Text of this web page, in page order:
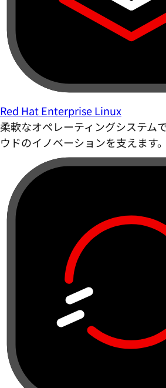
Red Hat Enterprise Linux
柔軟なオペレーティングシステム
ウドのイノベーションを支えます。